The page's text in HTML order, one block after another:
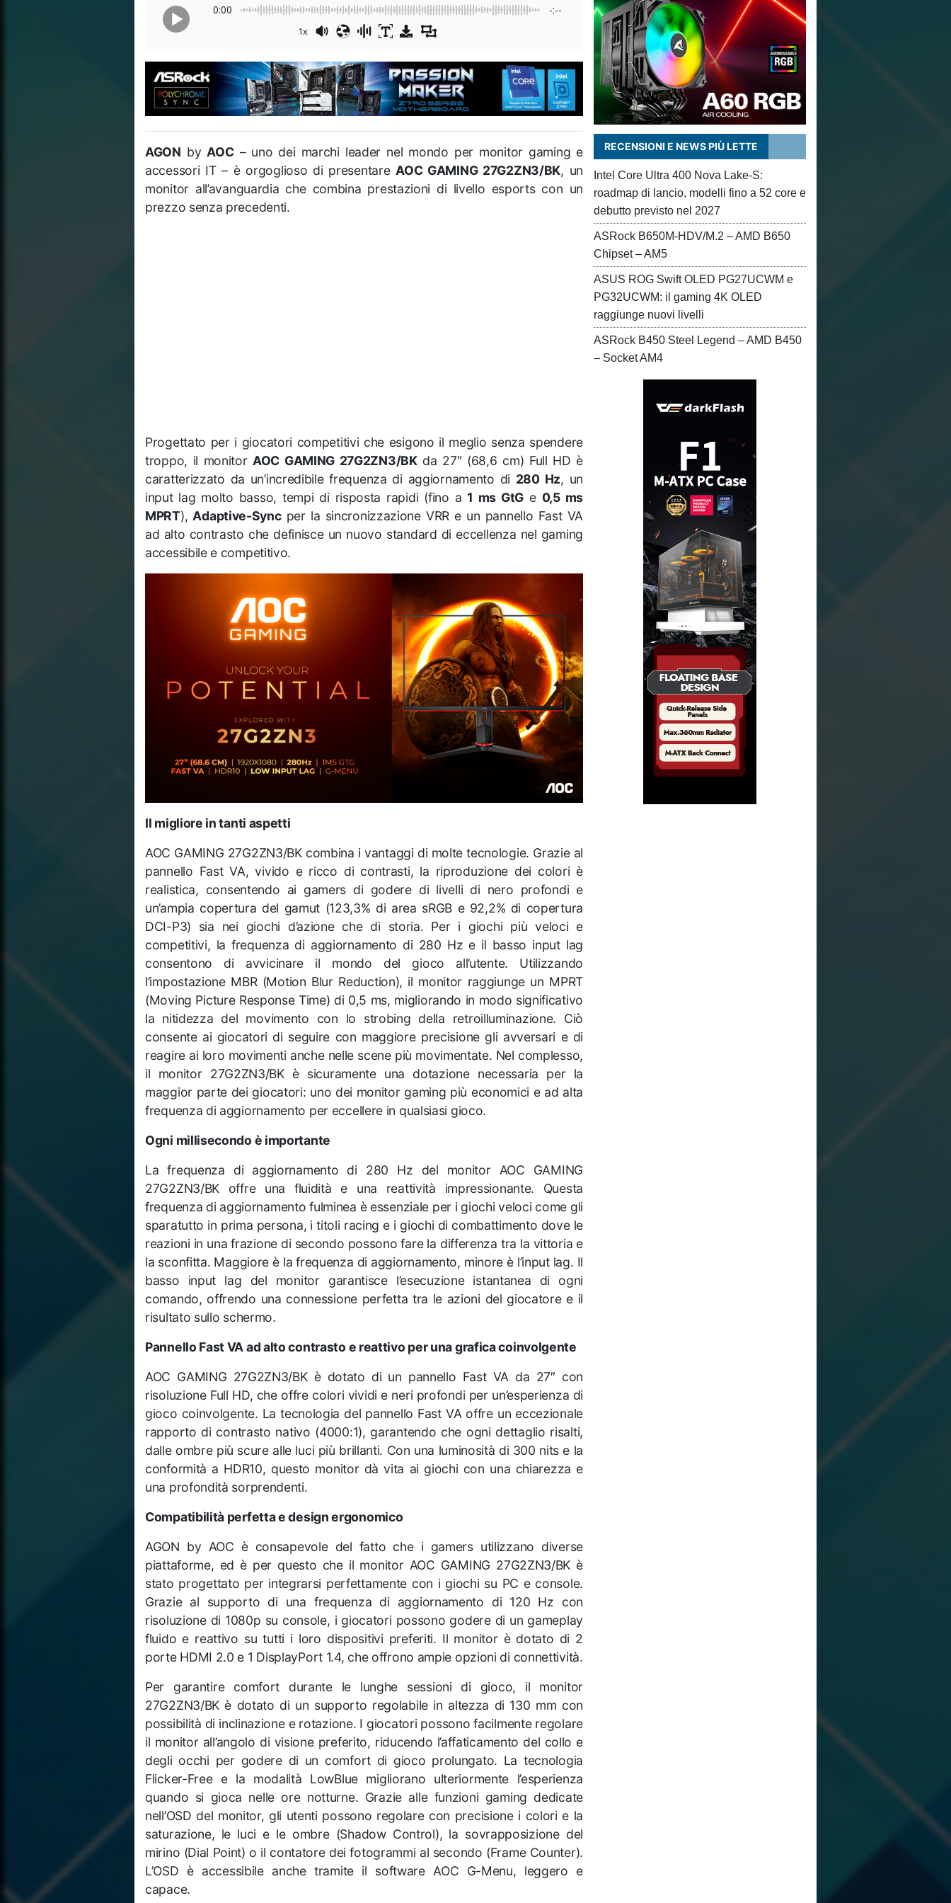
0:00 -:--
1x
AGON by AOC– uno dei marchi leader nel mondo per monitor gaming e
accessori IT – è orgoglioso di presentare AOC GAMING 27G2ZN3/BK, un
monitor all’avanguardia che combina prestazioni di livello esports con un
prezzo senza precedenti.
Progettato per i giocatori competitivi che esigono il meglio senza spendere
troppo, il monitor AOC GAMING 27G2ZN3/BKda 27″ (68,6 cm) Full HD è
caratterizzato da un’incredibile frequenza di aggiornamento di 280 Hz, un
input lag molto basso, tempi di risposta rapidi (fino a1 ms GtG e 0,5 ms
MPRT), Adaptive-Syncper la sincronizzazione VRR e un pannello Fast VA
ad alto contrasto che definisce un nuovo standard di eccellenza nel gaming
accessibile e competitivo.
Il migliore in tanti aspetti
AOC GAMING 27G2ZN3/BK combina i vantaggi di molte tecnologie. Grazie al
pannello Fast VA, vivido e ricco di contrasti, la riproduzione dei colori è
realistica, consentendo ai gamers di godere di livelli di nero profondi e
un’ampia copertura del gamut (123,3% di area sRGB e 92,2% di copertura
DCI-P3) sia nei giochi d’azione che di storia. Per i giochi più veloci e
competitivi, la frequenza di aggiornamento di 280 Hz e il basso input lag
consentono di avvicinare il mondo del gioco all’utente. Utilizzando
l’impostazione MBR (Motion Blur Reduction), il monitor raggiunge un MPRT
(Moving Picture Response Time) di 0,5 ms, migliorando in modo significativo
la nitidezza del movimento con lo strobing della retroilluminazione. Ciò
consente ai giocatori di seguire con maggiore precisione gli avversari e di
reagire ai loro movimenti anche nelle scene più movimentate. Nel complesso,
il monitor 27G2ZN3/BK è sicuramente una dotazione necessaria per la
maggior parte dei giocatori: uno dei monitor gaming più economici e ad alta
frequenza di aggiornamento per eccellere in qualsiasi gioco.
Ogni millisecondo è importante
La frequenza di aggiornamento di 280 Hz del monitor AOC GAMING
27G2ZN3/BK offre una fluidità e una reattività impressionante. Questa
frequenza di aggiornamento fulminea è essenziale per i giochi veloci come gli
sparatutto in prima persona, i titoli racing e i giochi di combattimento dove le
reazioni in una frazione di secondo possono fare la differenza tra la vittoria e
la sconfitta. Maggiore è la frequenza di aggiornamento, minore è l’input lag. Il
basso input lag del monitor garantisce l’esecuzione istantanea di ogni
comando, offrendo una connessione perfetta tra le azioni del giocatore e il
risultato sullo schermo.
Pannello Fast VA ad alto contrasto e reattivo per una grafica coinvolgente
AOC GAMING 27G2ZN3/BK è dotato di un pannello Fast VA da 27″ con
risoluzione Full HD, che offre colori vividi e neri profondi per un’esperienza di
gioco coinvolgente. La tecnologia del pannello Fast VA offre un eccezionale
rapporto di contrasto nativo (4000:1), garantendo che ogni dettaglio risalti,
dalle ombre più scure alle luci più brillanti. Con una luminosità di 300 nits e la
conformità a HDR10, questo monitor dà vita ai giochi con una chiarezza e
una profondità sorprendenti.
Compatibilità perfetta e design ergonomico
AGON by AOC è consapevole del fatto che i gamers utilizzano diverse
piattaforme, ed è per questo che il monitor AOC GAMING 27G2ZN3/BK è
stato progettato per integrarsi perfettamente con i giochi su PC e console.
Grazie al supporto di una frequenza di aggiornamento di 120 Hz con
risoluzione di 1080p su console, i giocatori possono godere di un gameplay
fluido e reattivo su tutti i loro dispositivi preferiti. Il monitor è dotato di 2
porte HDMI 2.0 e 1 DisplayPort 1.4, che offrono ampie opzioni di connettività.
Per garantire comfort durante le lunghe sessioni di gioco, il monitor
27G2ZN3/BK è dotato di un supporto regolabile in altezza di 130 mm con
possibilità di inclinazione e rotazione. I giocatori possono facilmente regolare
il monitor all’angolo di visione preferito, riducendo l’affaticamento del collo e
degli occhi per godere di un comfort di gioco prolungato. La tecnologia
Flicker-Free e la modalità LowBlue migliorano ulteriormente l’esperienza
quando si gioca nelle ore notturne. Grazie alle funzioni gaming dedicate
nell’OSD del monitor, gli utenti possono regolare con precisione i colori e la
saturazione, le luci e le ombre (Shadow Control), la sovrapposizione del
mirino (Dial Point) o il contatore dei fotogrammi al secondo (Frame Counter).
L’OSD è accessibile anche tramite il software AOC G-Menu, leggero e
capace.
RECENSIONI E NEWS PIÙ LETTE
Intel Core Ultra 400 Nova Lake-S:
roadmap di lancio, modelli fino a 52 core e
debutto previsto nel 2027
ASRock B650M-HDV/M.2 – AMD B650
Chipset – AM5
ASUS ROG Swift OLED PG27UCWM e
PG32UCWM: il gaming 4K OLED
raggiunge nuovi livelli
ASRock B450 Steel Legend – AMD B450
– Socket AM4